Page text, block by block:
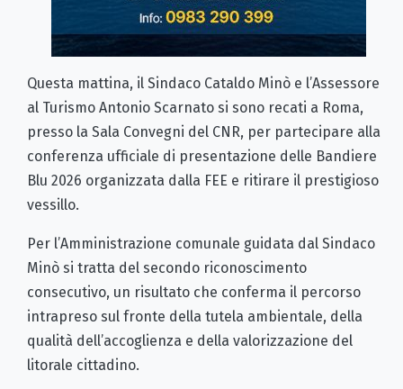
Questa mattina, il Sindaco Cataldo Minò e l’Assessore
al Turismo Antonio Scarnato si sono recati a Roma,
presso la Sala Convegni del CNR, per partecipare alla
conferenza ufficiale di presentazione delle Bandiere
Blu 2026 organizzata dalla FEE e ritirare il prestigioso
vessillo.
Per l’Amministrazione comunale guidata dal Sindaco
Minò si tratta del secondo riconoscimento
consecutivo, un risultato che conferma il percorso
intrapreso sul fronte della tutela ambientale, della
qualità dell’accoglienza e della valorizzazione del
litorale cittadino.